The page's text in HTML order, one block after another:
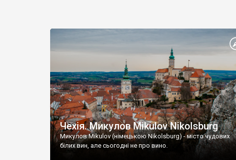
Чехія. Микулов Mikulov Nikolsburg
Микулов Mikulov (німецькою Nikolsburg) - місто чудових
білих вин, але сьогодні не про вино.